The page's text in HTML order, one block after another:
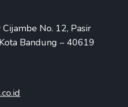
No. 12, Pasir
Bandung – 40619